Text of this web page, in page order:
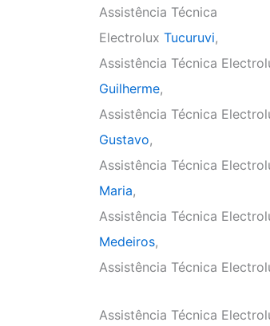
Assistência Técnica
Electrolux Tucuruvi,
Assistência Técnica
Guilherme,
Assistência Técnica
Gustavo,
Assistência Técnica
Maria,
Assistência Técnica
Medeiros,
Assistência Técnica
Assistência Técnica